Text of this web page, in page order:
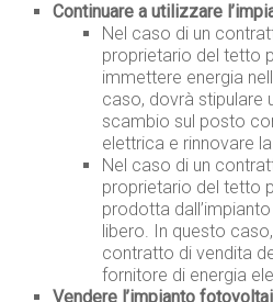
Continuare a utilizzare
Nel caso di un
proprietario del tetto
immettere energia
caso, dovrà stipulare
scambio sul posto
elettrica e rinnovare
Nel caso di un
proprietario del tetto
prodotta
libero. In questo
contratto di vendita
fornitore di energia
Vendere l’impianto